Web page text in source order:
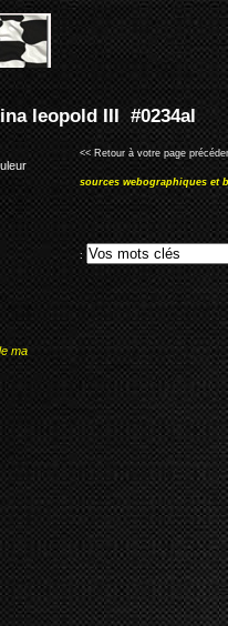
ma
<< Retour à votre page
sources webographiques et
: